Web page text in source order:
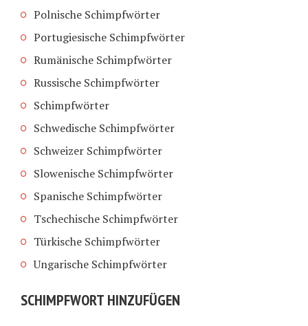
Polnische Schimpfwörter
Portugiesische Schimpfwörter
Rumänische Schimpfwörter
Russische Schimpfwörter
Schimpfwörter
Schwedische Schimpfwörter
Schweizer Schimpfwörter
Slowenische Schimpfwörter
Spanische Schimpfwörter
Tschechische Schimpfwörter
Türkische Schimpfwörter
Ungarische Schimpfwörter
SCHIMPFWORT HINZUFÜGEN